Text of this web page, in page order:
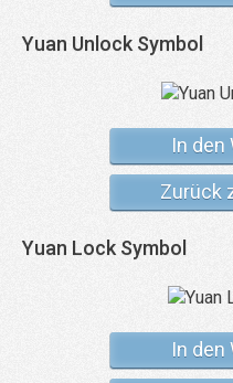
Yuan Unlock Symbol
In den
Zurück
Yuan Lock Symbol
In den